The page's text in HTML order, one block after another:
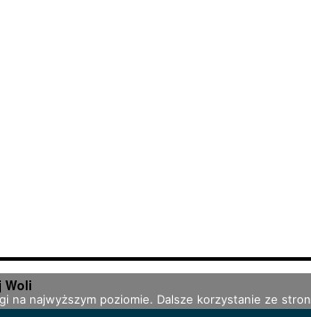
Woli
na najwyższym poziomie. Dalsze korzystanie ze